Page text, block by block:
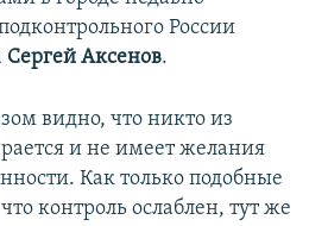
России
Сергей Аксенов.
видно, что никто из
и не имеет желания
Как только подобные
контроль ослаблен, тут же